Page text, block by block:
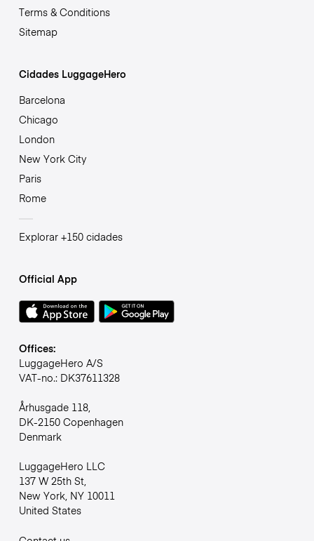
Terms & Conditions
Sitemap
Cidades LuggageHero
Barcelona
Chicago
London
New York City
Paris
Rome
Explorar +150 cidades
Official App
Offices:
LuggageHero A/S
VAT-no.: DK37611328
Århusgade 118,
DK-2150 Copenhagen
Denmark
LuggageHero LLC
137 W 25th St,
New York, NY 10011
United States